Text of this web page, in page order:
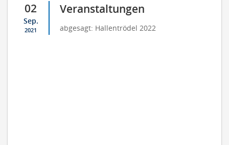
02
Sep.
2021
Veranstaltungen
abgesagt: Hallentrödel 2022